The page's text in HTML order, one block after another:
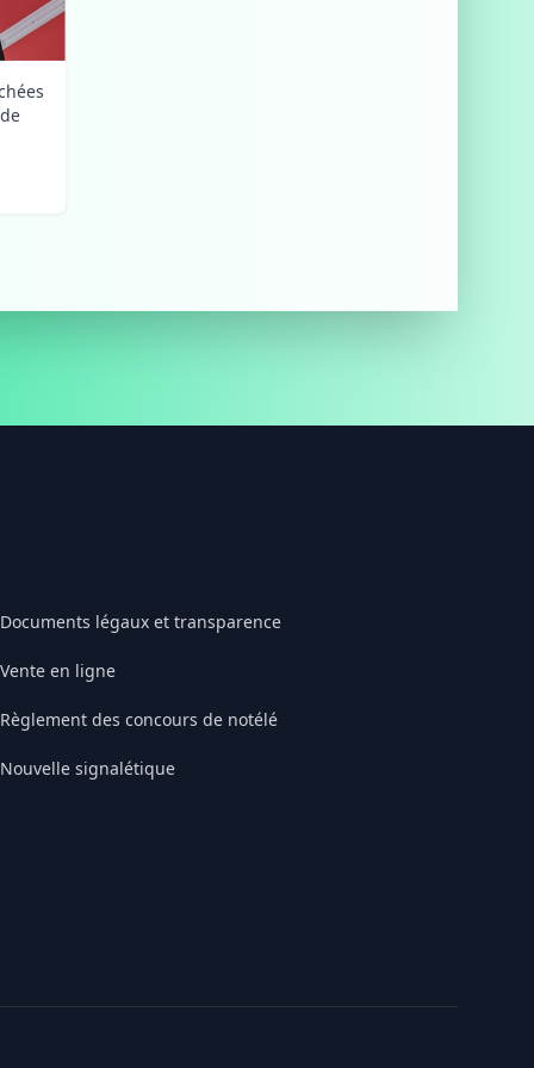
Documents légaux et transparence
Vente en ligne
Règlement des concours de notélé
Nouvelle signalétique